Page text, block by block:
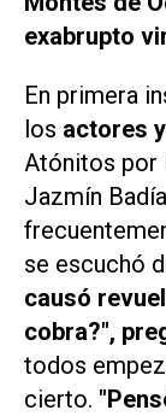
exabrupto
En primera
los actores
Atónitos por
Jazmín
se escuchó
causó
cobra?",
todos
cierto.